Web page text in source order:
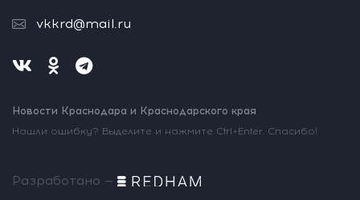
vkkrd@mail.ru
Новости Краснодара и Краснодарского края
Нашли ошибку? Выделите и нажмите Ctrl+Enter. Спасибо!
Разработано —